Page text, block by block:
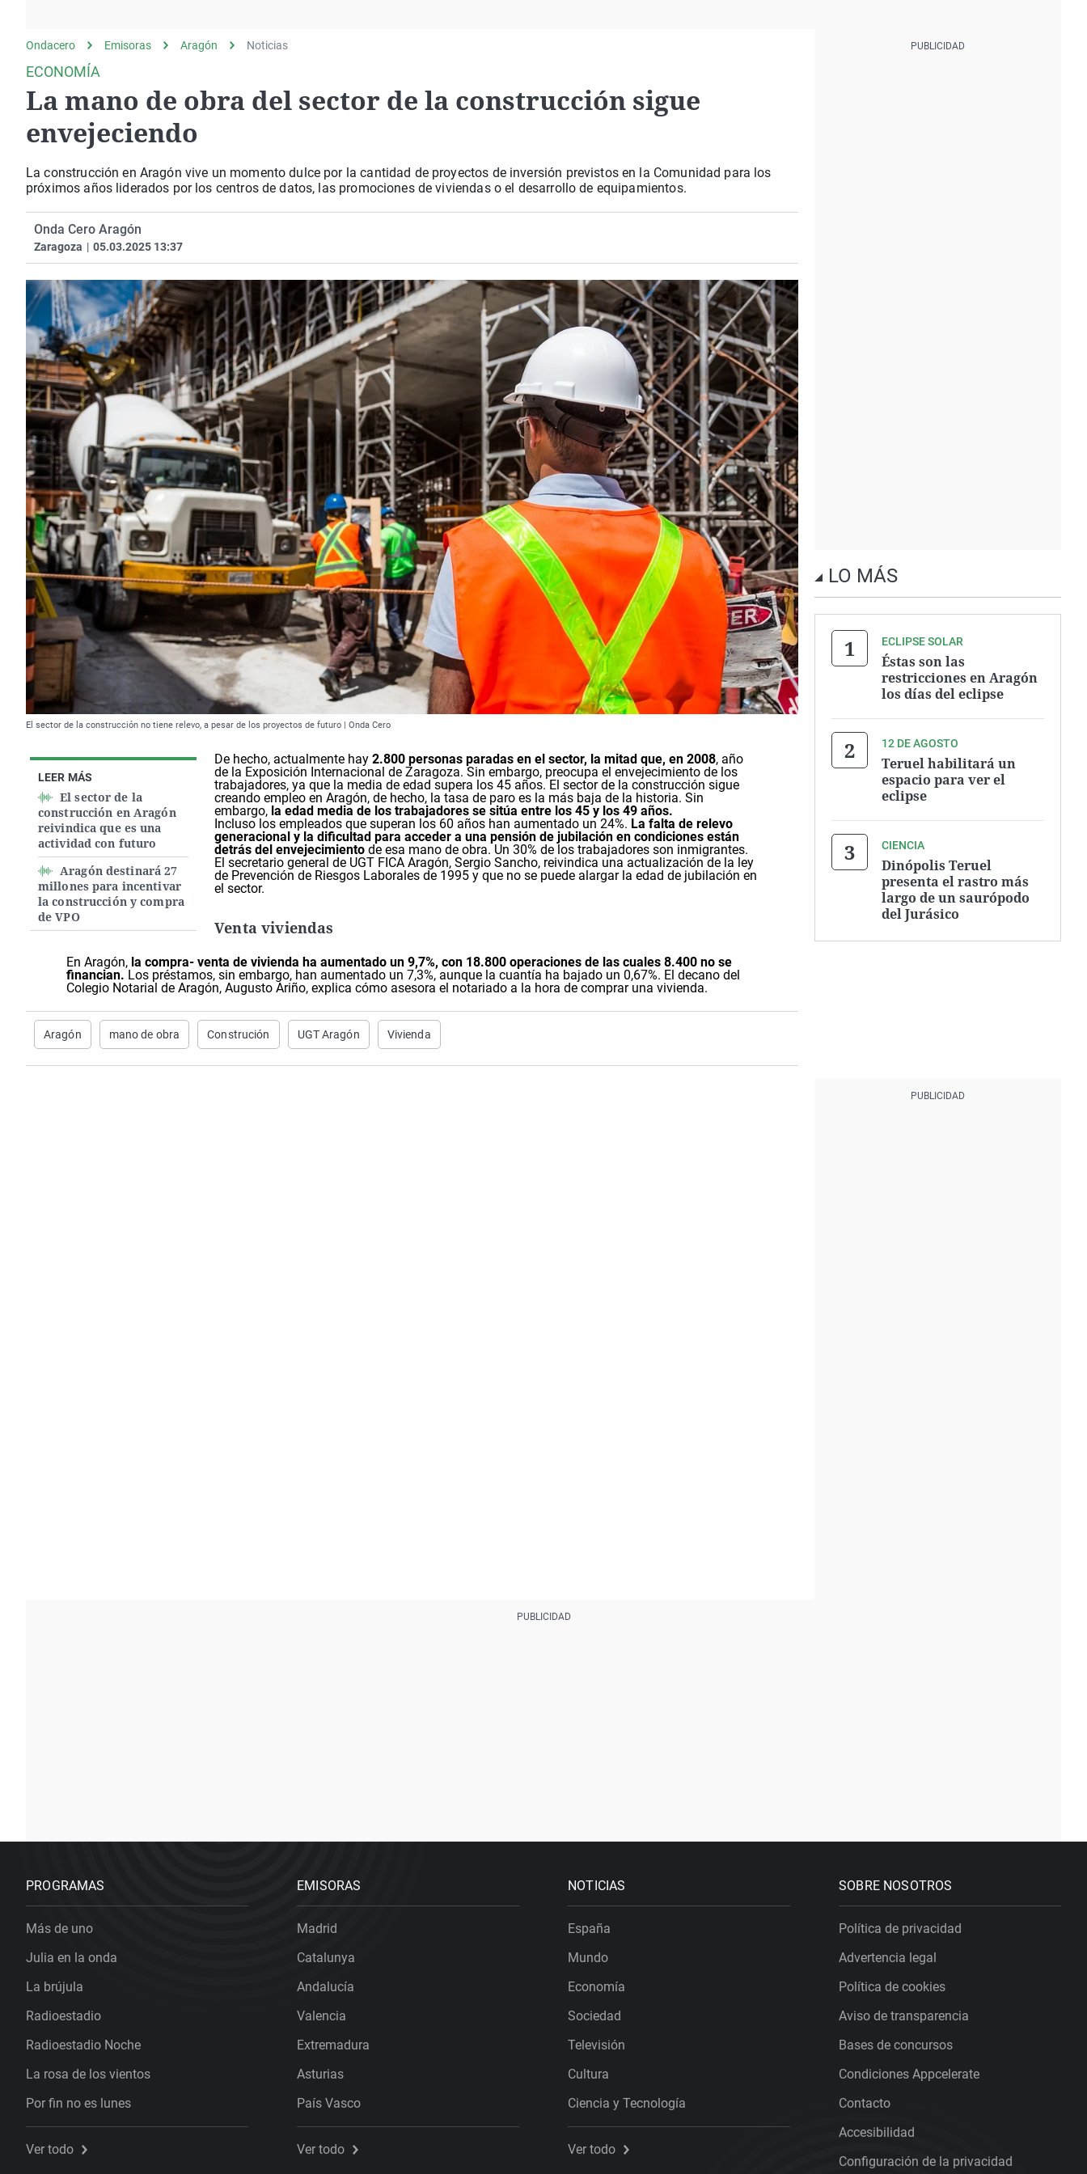
Operación Viuda
Negra
Navarra
Ondacero Emisoras Aragón Noticias
ECONOMÍA
La mano de obra del sector de la construcción sigue
envejeciendo
La construcción en Aragón vive un momento dulce por la cantidad de proyectos de inversión previstos en la Comunidad para los
próximos años liderados por los centros de datos, las promociones de viviendas o el desarrollo de equipamientos.
Onda Cero Aragón
Zaragoza | 05.03.2025 13:37
El sector de la construcción no tiene relevo, a pesar de los proyectos de futuro | Onda Cero
LEER MÁS
El sector de la
construcción en Aragón
reivindica que es una
actividad con futuro
Aragón destinará 27
millones para incentivar
la construcción y compra
de VPO
De hecho, actualmente hay 2.800 personas paradas en el sector, la mitad que, en 2008, año
de la Exposición Internacional de Zaragoza. Sin embargo, preocupa el envejecimiento de los
trabajadores, ya que la media de edad supera los 45 años. El sector de la construcción sigue
creando empleo en Aragón, de hecho, la tasa de paro es la más baja de la historia. Sin
embargo, la edad media de los trabajadores se sitúa entre los 45 y los 49 años.
Incluso los empleados que superan los 60 años han aumentado un 24%. La falta de relevo
generacional y la dificultad para acceder a una pensión de jubilación en condiciones están
detrás del envejecimiento de esa mano de obra. Un 30% de los trabajadores son inmigrantes.
El secretario general de UGT FICA Aragón, Sergio Sancho, reivindica una actualización de la ley
de Prevención de Riesgos Laborales de 1995 y que no se puede alargar la edad de jubilación en
el sector.
Venta viviendas
En Aragón, la compra- venta de vivienda ha aumentado un 9,7%, con 18.800 operaciones de las cuales 8.400 no se
financian. Los préstamos, sin embargo, han aumentado un 7,3%, aunque la cuantía ha bajado un 0,67%. El decano del
Colegio Notarial de Aragón, Augusto Ariño, explica cómo asesora el notariado a la hora de comprar una vivienda.
Aragón mano de obra Construción UGT Aragón Vivienda
LO MÁS
ECLIPSE SOLAR
Éstas son las
restricciones en Aragón
los días del eclipse
12 DE AGOSTO
Teruel habilitará un
espacio para ver el
eclipse
CIENCIA
Dinópolis Teruel
presenta el rastro más
largo de un saurópodo
del Jurásico
PROGRAMAS
Más de uno
Julia en la onda
La brújula
Radioestadio
Radioestadio Noche
La rosa de los vientos
Por fin no es lunes
Ver todo
EMISORAS
Madrid
Catalunya
Andalucía
Valencia
Extremadura
Asturias
País Vasco
Ver todo
NOTICIAS
España
Mundo
Economía
Sociedad
Televisión
Cultura
Ciencia y Tecnología
Ver todo
SOBRE NOSOTROS
Política de privacidad
Advertencia legal
Política de cookies
Aviso de transparencia
Bases de concursos
Condiciones Appcelerate
Contacto
Accesibilidad
Configuración de la privacidad